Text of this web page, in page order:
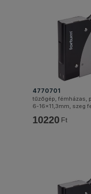
4770701
tűzőgép, fémházas,
6-16×11,3mm, szeg
10220 Ft